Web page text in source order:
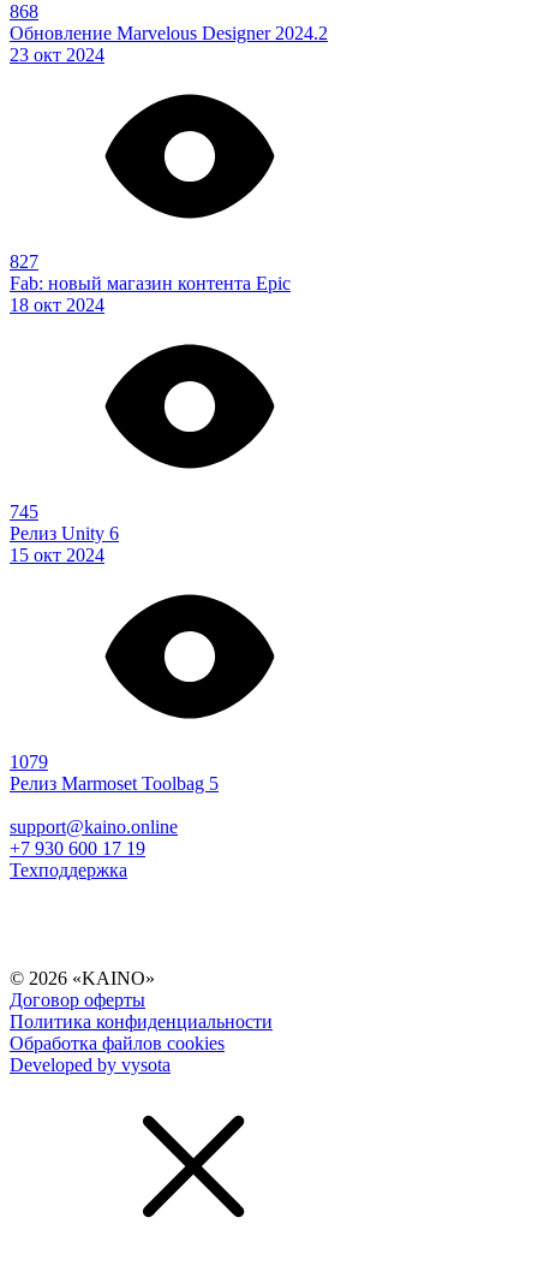
868
Обновление Marvelous Designer 2024.2
23 окт 2024
827
Fab: новый магазин контента Epic
18 окт 2024
745
Релиз Unity 6
15 окт 2024
1079
Релиз Marmoset Toolbag 5
support@kaino.online
+7 930 600 17 19
Техподдержка
© 2026 «KAINO»
Договор оферты
Политика конфиденциальности
Обработка файлов cookies
Developed by vysota